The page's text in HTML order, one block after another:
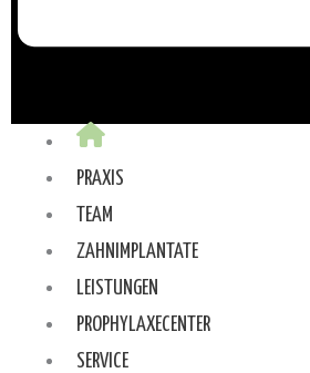
PRAXIS
TEAM
ZAHNIMPLANTATE
LEISTUNGEN
PROPHYLAXECENTER
SERVICE